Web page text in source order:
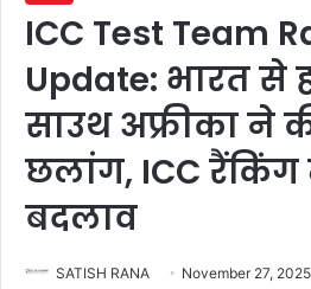
ICC Test Team
Update: भारत से
साउथ अफ्रीका ने
छलांग, ICC रैंकिंग
बदलाव
SATISH RANA November 27, 2025